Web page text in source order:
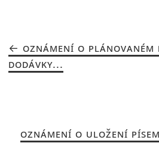
OZNÁMENÍ O PLÁNOVANÉM
DODÁVKY...
OZNÁMENÍ O ULOŽENÍ